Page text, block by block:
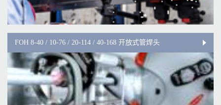
FOH 8-40 / 10-76 / 20-114 / 40-168 开放式管焊头